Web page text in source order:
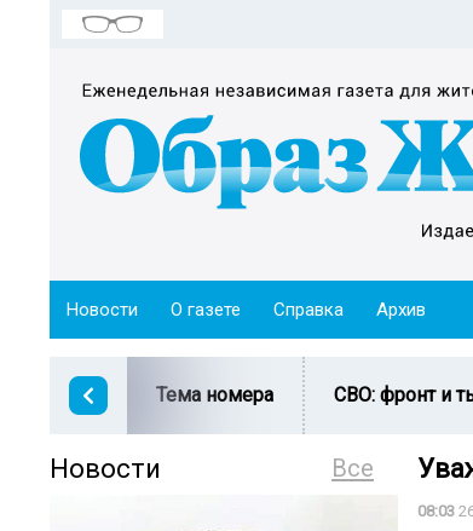
Новости О газете Справка Архив
Тема номера СВО: фронт и
Все
Новости
08:03